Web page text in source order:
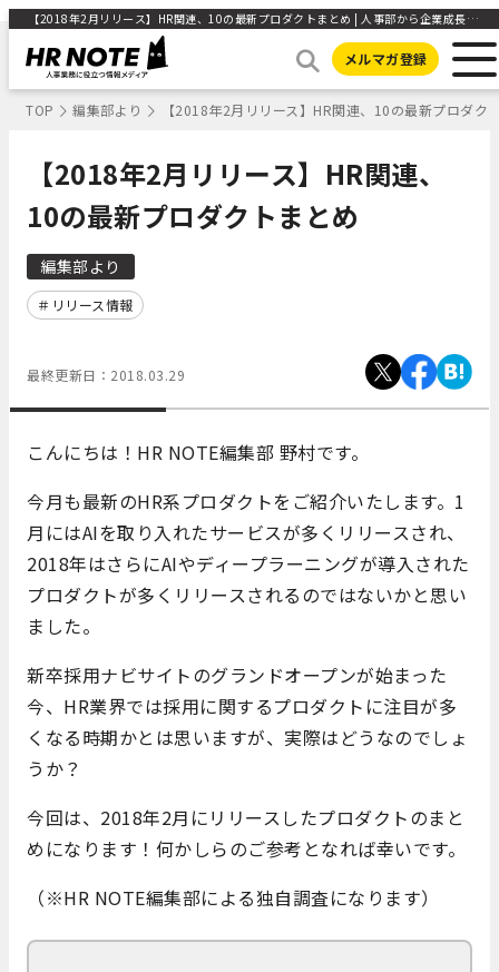
【2018年2月リリース】HR関連、10の最新プロダクトまとめ | 人事部から企業成長を応援するメディアHR NOTE
メルマガ登録
TOP 編集部より 【2018年2月リリース】HR関連、10の最新プロダク
【2018年2月リリース】HR関連、
10の最新プロダクトまとめ
編集部より
リリース情報
最終更新日： 2018.03.29
こんにちは！HR NOTE編集部 野村です。
今月も最新のHR系プロダクトをご紹介いたします。1
月にはAIを取り入れたサービスが多くリリースされ、
2018年はさらにAIやディープラーニングが導入された
プロダクトが多くリリースされるのではないかと思い
ました。
新卒採用ナビサイトのグランドオープンが始まった
今、HR業界では採用に関するプロダクトに注目が多
くなる時期かとは思いますが、実際はどうなのでしょ
うか？
今回は、2018年2月にリリースしたプロダクトのまと
めになります！何かしらのご参考となれば幸いです。
（※HR NOTE編集部による独自調査になります）